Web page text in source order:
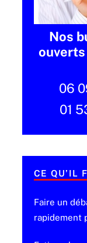
Nos
ouverts
06
01
CE QU’IL
Faire un
rapidement